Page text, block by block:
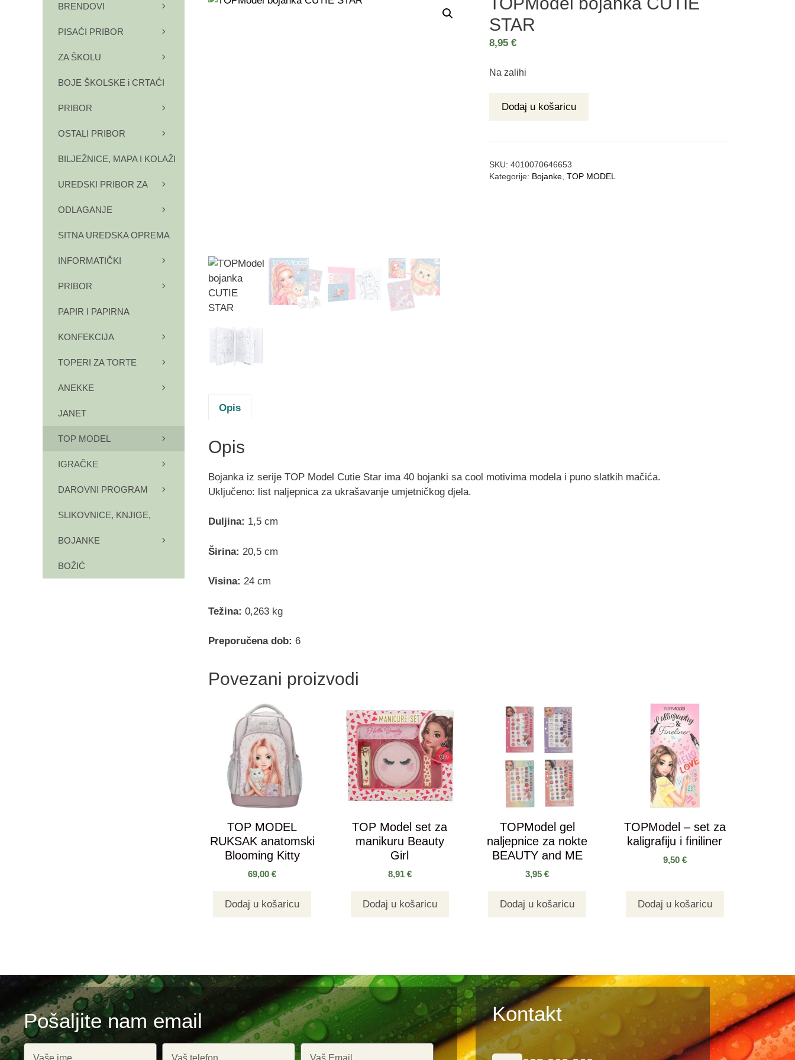
STAR
8,95€
Na zalihi
Dodaj u košaricu
SKU:4010070646653
Kategorije: Bojanke,TOP MODEL
Opis
Opis
Bojanka iz serije TOP Model Cutie Star ima 40 bojanki sa cool motivima modela i puno slatkih mačića.
Uključeno: list naljepnica za ukrašavanje umjetničkog djela.
Duljina: 1,5 cm
Širina: 20,5 cm
Visina: 24 cm
Težina: 0,263 kg
Preporučena dob: 6
Povezani proizvodi
TOP MODEL
RUKSAK anatomski
Blooming Kitty
69,00€
Dodaj u košaricu
TOP Model set za
manikuru Beauty
Girl
8,91 €
Dodaj u košaricu
TOPModel gel
naljepnice za nokte
BEAUTY and ME
3,95€
Dodaj u košaricu
TOPModel – set za
kaligrafiju i finiliner
9,50 €
Dodaj u košaricu
BRENDOVI
PISAĆI PRIBOR
ZA ŠKOLU
BOJE ŠKOLSKE i CRTAĆI
PRIBOR
OSTALI PRIBOR
BILJEŽNICE, MAPA I KOLAŽI
UREDSKI PRIBOR ZA
ODLAGANJE
SITNA UREDSKA OPREMA
INFORMATIČKI
PRIBOR
PAPIR I PAPIRNA
KONFEKCIJA
TOPERI ZA TORTE
ANEKKE
JANET
TOP MODEL
IGRAČKE
DAROVNI PROGRAM
SLIKOVNICE, KNJIGE,
BOJANKE
BOŽIĆ
Pošaljite nam email Kontakt